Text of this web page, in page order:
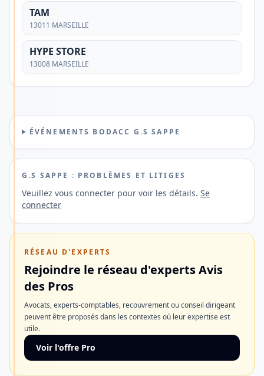
TAM
13011 MARSEILLE
HYPE STORE
13008 MARSEILLE
ÉVÉNEMENTS BODACC G.S SAPPE
G.S SAPPE : PROBLÈMES ET LITIGES
Veuillez vous connecter pour voir les détails. Se
connecter
RÉSEAU D'EXPERTS
Rejoindre le réseau d'experts Avis
des Pros
Avocats, experts-comptables, recouvrement ou conseil dirigeant
peuvent être proposés dans les contextes où leur expertise est
utile.
Voir l'offre Pro
une
solution
offrant
une
gestion
paiements
France
et
à
l'étranger
ainsi
ouverture
de
compte
rapide.
Découvrir
l'offre